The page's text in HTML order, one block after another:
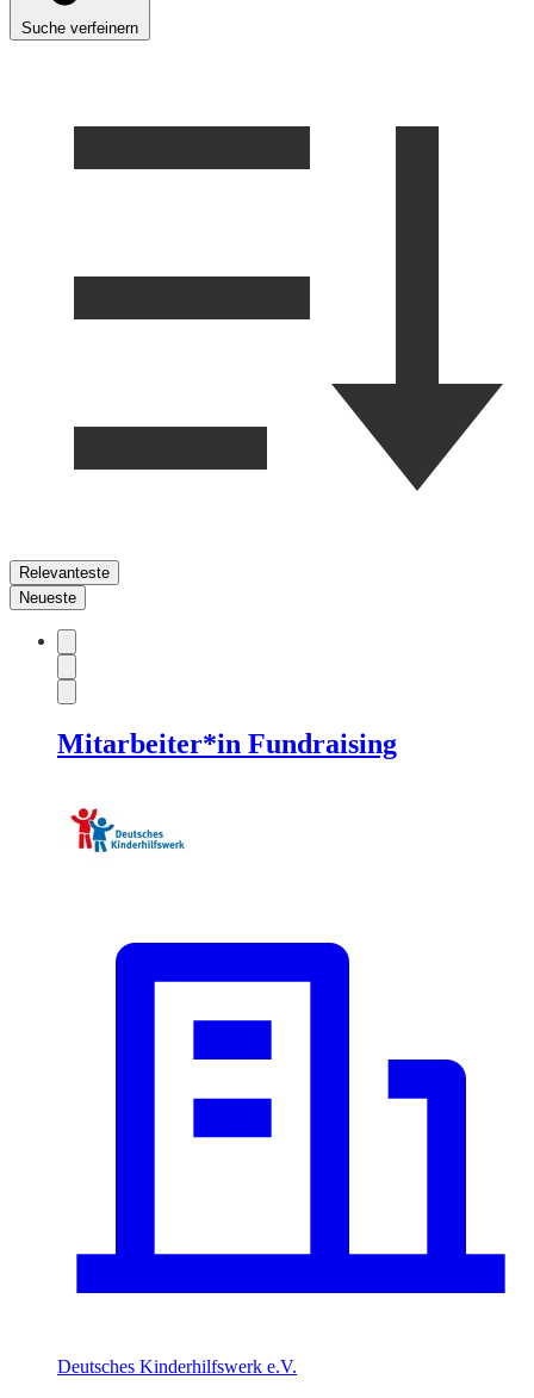
Suche verfeinern
Relevanteste
Neueste
Mitarbeiter*in Fundraising
Deutsches Kinderhilfswerk e.V.